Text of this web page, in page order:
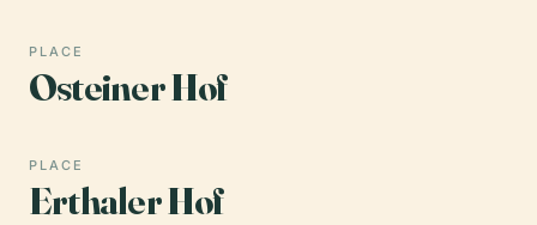
PLACE
Osteiner Hof
PLACE
Erthaler Hof